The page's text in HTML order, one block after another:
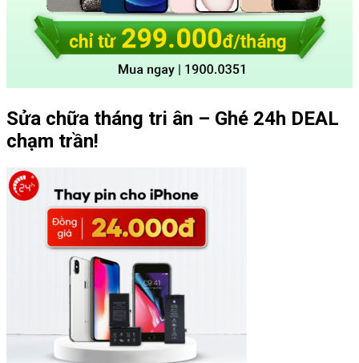
Sửa chữa tháng tri ân – Ghé 24h DEAL
chạm trần!